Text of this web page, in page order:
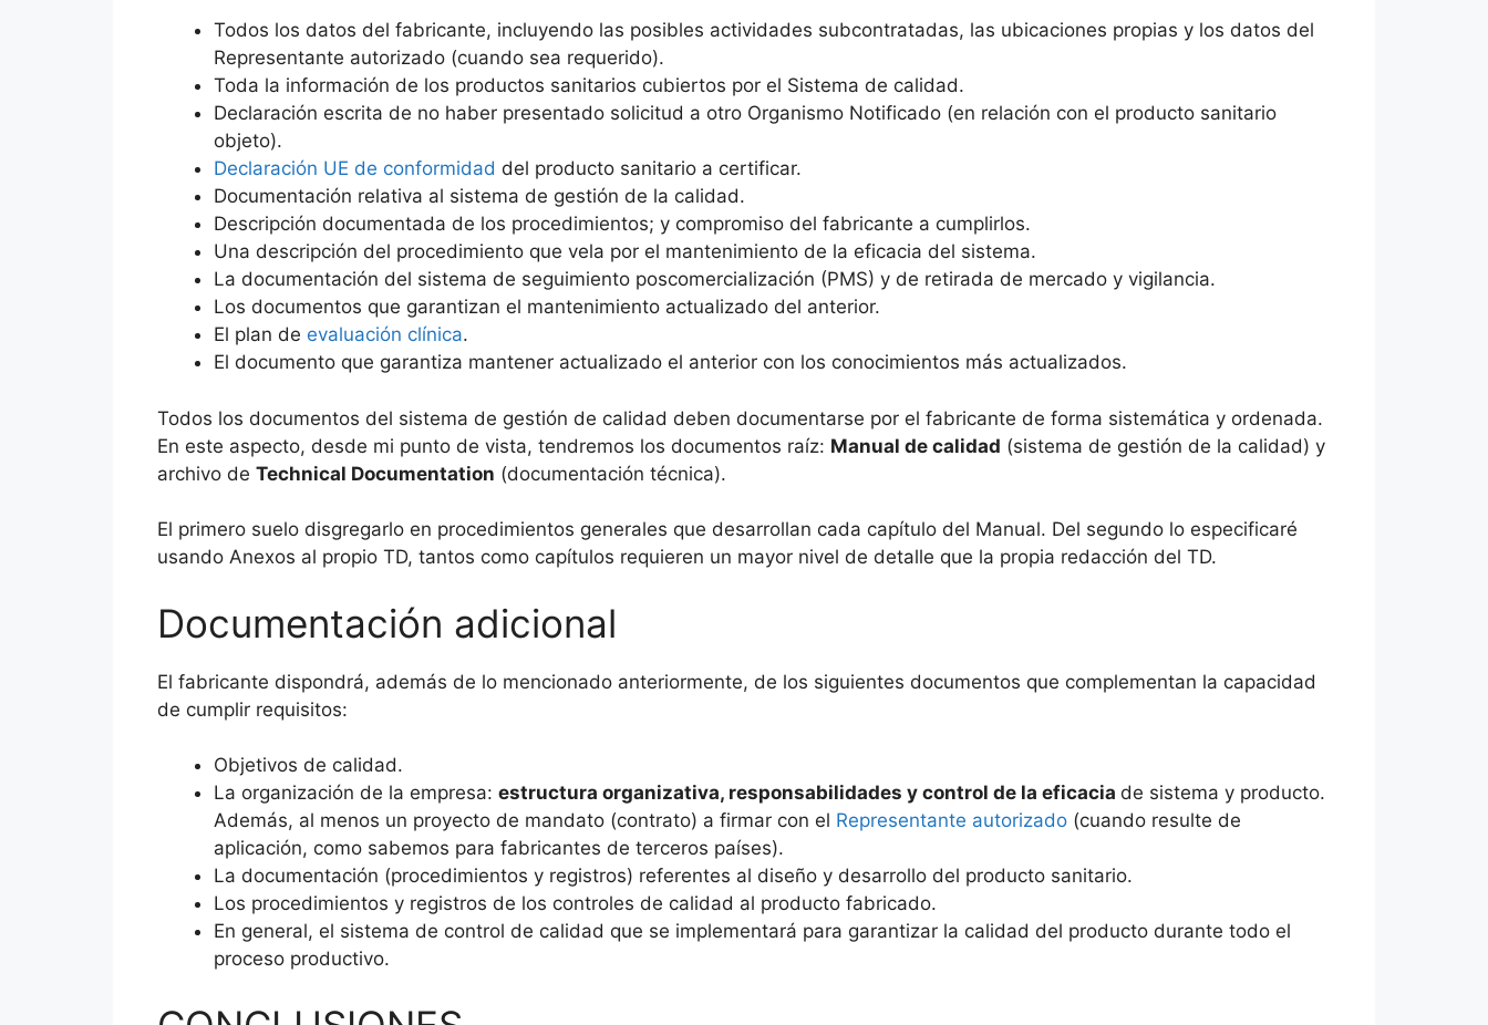
Todos los datos del fabricante, incluyendo las posibles actividades subcontratadas, las ubicaciones propias y los datos del
Representante autorizado (cuando sea requerido).
Toda la información de los productos sanitarios cubiertos por el Sistema de calidad.
Declaración escrita de no haber presentado solicitud a otro Organismo Notificado (en relación con el producto sanitario
objeto).
Declaración UE de conformidad del producto sanitario a certificar.
Documentación relativa al sistema de gestión de la calidad.
Descripción documentada de los procedimientos; y compromiso del fabricante a cumplirlos.
Una descripción del procedimiento que vela por el mantenimiento de la eficacia del sistema.
La documentación del sistema de seguimiento poscomercialización (PMS) y de retirada de mercado y vigilancia.
Los documentos que garantizan el mantenimiento actualizado del anterior.
El plan de evaluación clínica.
El documento que garantiza mantener actualizado el anterior con los conocimientos más actualizados.
Todos los documentos del sistema de gestión de calidad deben documentarse por el fabricante de forma sistemática y ordenada.
En este aspecto, desde mi punto de vista, tendremos los documentos raíz: Manual de calidad (sistema de gestión de la calidad) y
archivo de Technical Documentation (documentación técnica).
El primero suelo disgregarlo en procedimientos generales que desarrollan cada capítulo del Manual. Del segundo lo especificaré
usando Anexos al propio TD, tantos como capítulos requieren un mayor nivel de detalle que la propia redacción del TD.
Documentación adicional
El fabricante dispondrá, además de lo mencionado anteriormente, de los siguientes documentos que complementan la capacidad
de cumplir requisitos:
Objetivos de calidad.
La organización de la empresa: estructura organizativa, responsabilidades y control de la eficacia de sistema y producto.
Además, al menos un proyecto de mandato (contrato) a firmar con el Representante autorizado (cuando resulte de
aplicación, como sabemos para fabricantes de terceros países).
La documentación (procedimientos y registros) referentes al diseño y desarrollo del producto sanitario.
Los procedimientos y registros de los controles de calidad al producto fabricado.
En general, el sistema de control de calidad que se implementará para garantizar la calidad del producto durante todo el
proceso productivo.